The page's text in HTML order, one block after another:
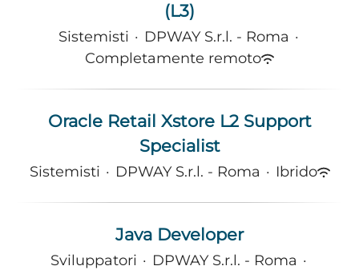
(L3)
Sistemisti · DPWAY S.r.l. - Roma ·
Completamente remoto
Oracle Retail Xstore L2 Support
Specialist
Sistemisti · DPWAY S.r.l. - Roma · Ibrido
Java Developer
Sviluppatori · DPWAY S.r.l. - Roma ·